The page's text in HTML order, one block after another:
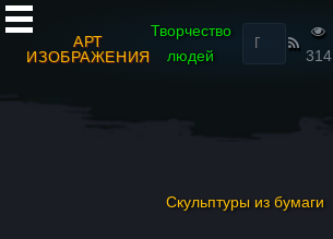
АРТ
ИЗОБРАЖЕНИЯ
Творчество
людей
Найти:
314
Скульптуры из бумаги